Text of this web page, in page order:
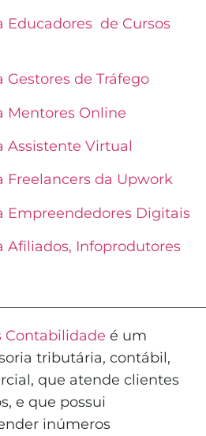
Educadores de Cursos
de Tráfego
Mentores Online
Assistente Virtual
Freelancers da Upwork
Empreendedores Digitais
Afiliados, Infoprodutores
Contabilidade é um
tributária, contábil,
que atende clientes
e que possui
inúmeros